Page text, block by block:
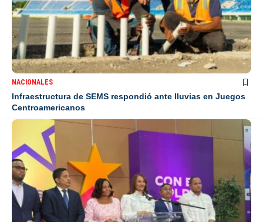
NACIONALES
Infraestructura de SEMS respondió ante lluvias en Juegos
Centroamericanos